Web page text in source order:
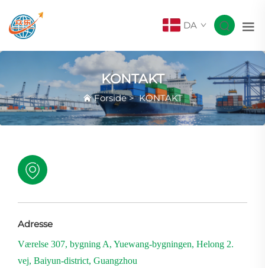
DA
KONTAKT
Forside>KONTAKT
Adresse
Værelse 307, bygning A, Yuewang-bygningen, Helong 2.
vej, Baiyun-district, Guangzhou